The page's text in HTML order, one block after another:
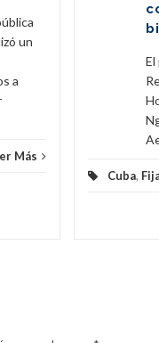
un
a
Más
El
Cuba,